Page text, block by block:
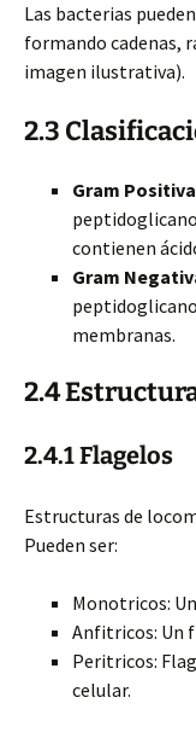
Las bacterias
formando cadenas,
imagen ilustrativa).
2.3
Gram
contienen
Gram
membranas.
2.4
2.4.1 Flagelos
Estructuras de
Pueden ser:
Monotricos:
Anfitricos: Un
Peritricos:
celular.